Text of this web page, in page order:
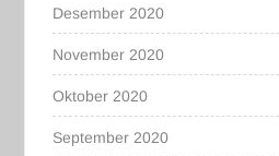
Desember 2020
November 2020
Oktober 2020
September 2020